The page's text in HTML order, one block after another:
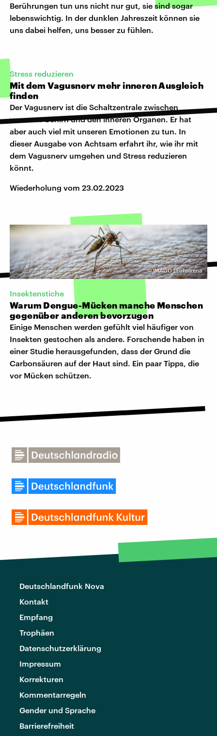
Berührungen tun uns nicht nur gut, sie sind sogar
lebenswichtig. In der dunklen Jahreszeit können sie
uns dabei helfen, uns besser zu fühlen.
Stress reduzieren
Mit dem Vagusnerv mehr inneren Ausgleich
finden
Der Vagusnerv ist die Schaltzentrale zwischen
unserem Gehirn und den inneren Organen. Er hat
aber auch viel mit unseren Emotionen zu tun. In
dieser Ausgabe von Achtsam erfahrt ihr, wie ihr mit
dem Vagusnerv umgehen und Stress reduzieren
könnt.
Wiederholung vom 23.02.2023
©IMAGO | Fotoarena
Insektenstiche
Warum Dengue-Mücken manche Menschen
gegenüber anderen bevorzugen
Einige Menschen werden gefühlt viel häufiger von
Insekten gestochen als andere. Forschende haben in
einer Studie herausgefunden, dass der Grund die
Carbonsäuren auf der Haut sind. Ein paar Tipps, die
vor Mücken schützen.
Deutschlandfunk Nova
Kontakt
Empfang
Trophäen
Datenschutzerklärung
Impressum
Korrekturen
Kommentarregeln
Gender und Sprache
Barrierefreiheit